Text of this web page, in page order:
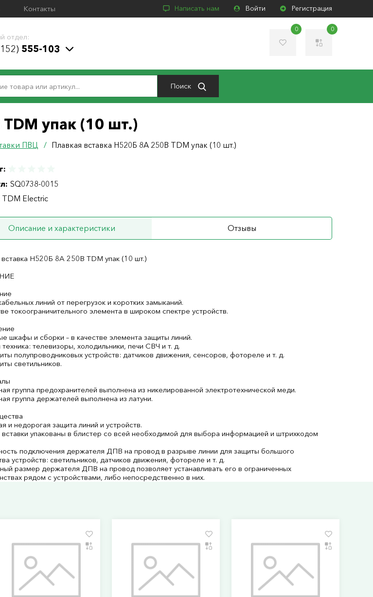
Контакты Написать нам Войти Регистрация
отдел:
555-103
0 0
Поиск
упак (10 шт.)
ПВЦ / Плавкая вставка Н520Б 8А 250В TDM упак (10 шт.)
SQ0738-0015
TDM Electric
Описание и характеристики Отзывы
вставка Н520Б 8А 250В TDM упак (10 шт.)
линий от перегрузок и коротких замыканий.
токоограничительного элемента в широком спектре устройств.
шкафы и сборки – в качестве элемента защиты линий.
телевизоры, холодильники, печи СВЧ и т. д.
полупроводниковых устройств: датчиков движения, сенсоров, фотореле и т. д.
светильников.
группа предохранителей выполнена из никелированной электротехнической меди.
группа держателей выполнена из латуни.
и недорогая защита линий и устройств.
вставки упакованы в блистер со всей необходимой для выбора информацией и штрихкодом
подключения держателя ДПВ на провод в разрыве линии для защиты большого
устройств: светильников, датчиков движения, фотореле и т. д.
размер держателя ДПВ на провод позволяет устанавливать его в ограниченных
рядом с устройствами, либо непосредственно в них.